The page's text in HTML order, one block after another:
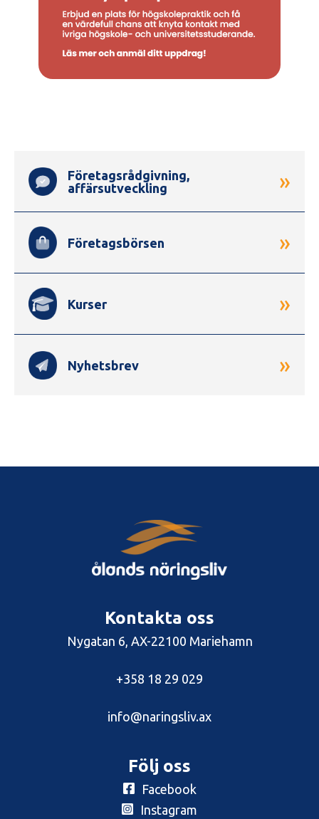
Genvägar
Företagsrådgivning,
affärsutveckling
»
Företagsbörsen »
Kurser »
Nyhetsbrev »
Kontakta oss
Nygatan 6, AX-22100 Mariehamn
+358 18 29 029
info@naringsliv.ax
Följ oss
Facebook
Instagram